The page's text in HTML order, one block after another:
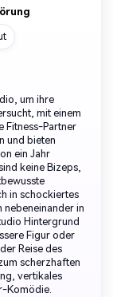
um ihre
mit einem
Fitness-Partner
und bieten
ein Jahr
keine Bizeps,
in schockiertes
nebeneinander in
Hintergrund
Figur oder
Reise des
scherzhaften
vertikales
Komödie.